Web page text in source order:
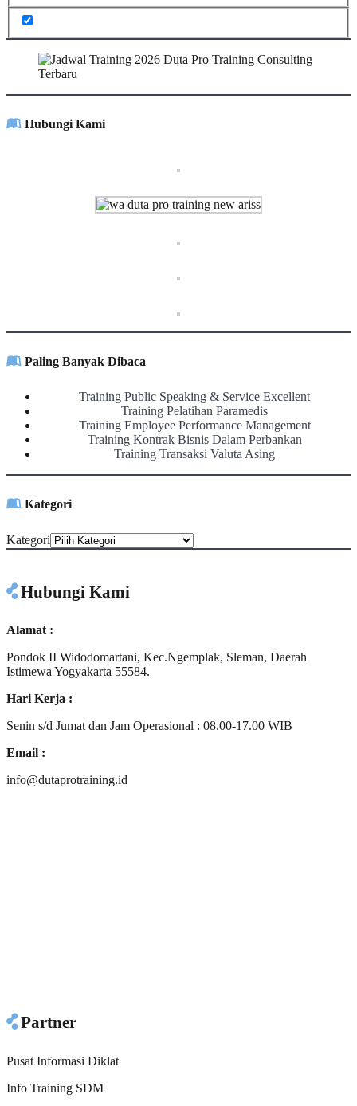
Hubungi Kami
Paling Banyak Dibaca
Training Public Speaking & Service Excellent
Training Pelatihan Paramedis
Training Employee Performance Management
Training Kontrak Bisnis Dalam Perbankan
Training Transaksi Valuta Asing
Kategori
Kategori
Hubungi Kami
Alamat :
Pondok II Widodomartani, Kec.Ngemplak, Sleman, Daerah
Istimewa Yogyakarta 55584.
Hari Kerja :
Senin s/d Jumat dan Jam Operasional : 08.00-17.00 WIB
Email :
info@dutaprotraining.id
Partner
Pusat Informasi Diklat
Info Training SDM